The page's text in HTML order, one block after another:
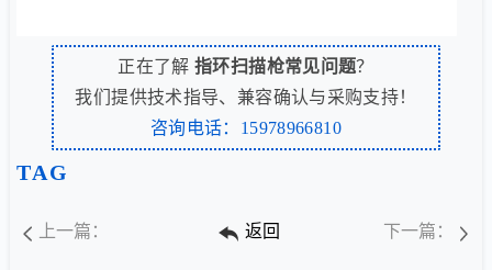
正在了解指环扫描枪常见问题？
我们提供技术指导、兼容确认与采购支持！
咨询电话：15978966810
TAG
上一篇： 返回 下一篇：